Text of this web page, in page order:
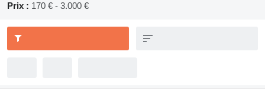
Prix : 170 € - 3.000 €